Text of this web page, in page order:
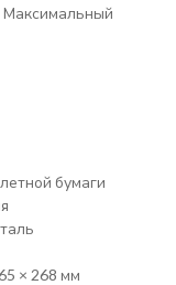
Максимальный
бумаги
× 268 мм